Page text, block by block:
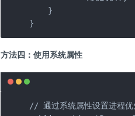
    }
}
方法四：使用系统属性
// 通过系统属性设置进程优